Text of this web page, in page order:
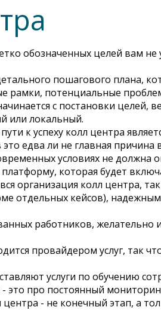
обозначенных целей вам
пошагового плана,
рамки, потенциальные
с постановки
или локальный.
к успеху колл центра
едва ли не главная
условиях не
которая будет
организация колл центра,
кейсов),
работников,
провайдером услуг, так
услуги по обучению
- это про постоянный
- не конечный этап, а